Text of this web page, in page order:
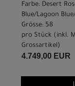
Farbe: Desert
Blue/Lagoon
Grösse: 58
pro Stück (inkl.
Grossartikel)
4.749,00 EUR